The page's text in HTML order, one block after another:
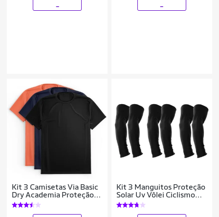
Kit 3 Camisetas Via Basic
Dry Academia Proteção
Solar UV Masculina
Kit 3 Manguitos Proteção
Solar Uv Vôlei Ciclismo
Protetor Braço Moto